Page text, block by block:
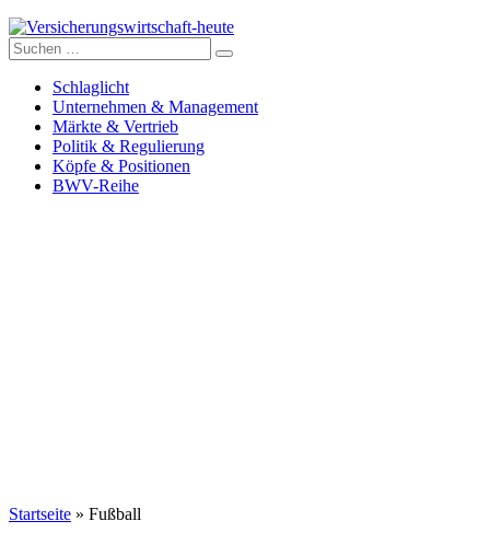
Versicherungswirtschaft-heute
Suche
nach:
Schlaglicht
Unternehmen & Management
Märkte & Vertrieb
Politik & Regulierung
Köpfe & Positionen
BWV-Reihe
Startseite » Fußball